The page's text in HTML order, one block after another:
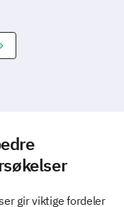
gir viktige fordeler